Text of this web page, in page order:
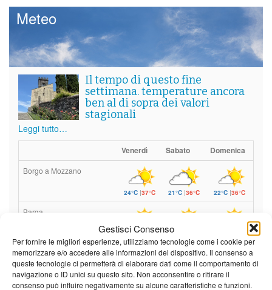
Gestisci Consenso
Per fornire le migliori esperienze, utilizziamo tecnologie come i cookie per
memorizzare e/o accedere alle informazioni del dispositivo. Il consenso a
queste tecnologie ci permetterà di elaborare dati come il comportamento di
navigazione o ID unici su questo sito. Non acconsentire o ritirare il
consenso può influire negativamente su alcune caratteristiche e funzioni.
Meteo
Il tempo di questo fine
settimana. temperature ancora
ben al di sopra dei valori
stagionali
Leggi tutto…
Venerdì Sabato Domenica
Borgo a Mozzano
24°C|37°C 21°C|36°C 22°C |36°C
Barga
24°C|34°C 21°C
Castelnuovo Garfagnana
24°C |34°C 22°C|35°C 22°C